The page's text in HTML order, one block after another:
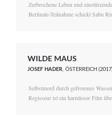
Zerbrochene Leben und
Berlinale-Teilnahme schickt Sabu
WILDE MAUS
JOSEF HADER , ÖSTERREICH
Selbstmord durch gefrorenes
Regisseur ist ein harmloser Film